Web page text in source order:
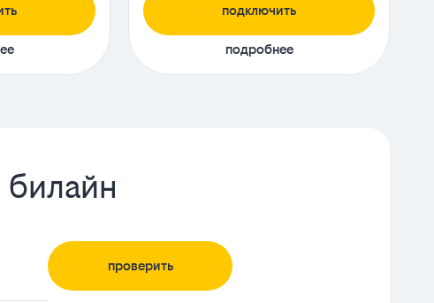
подключить
подробнее
проверить